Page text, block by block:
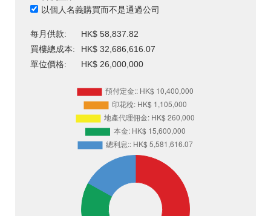
以個人名義購買而不是通過公司
每月供款:
HK$ 58,837.82
買樓總成本:
HK$ 32,686,616.07
單位價格:
HK$ 26,000,000